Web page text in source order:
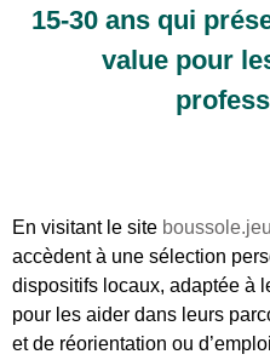
15-30 ans qui
value pour
En visitant le site
accèdent à une sélection
dispositifs locaux, adaptée à
pour les aider dans leurs
et de réorientation ou